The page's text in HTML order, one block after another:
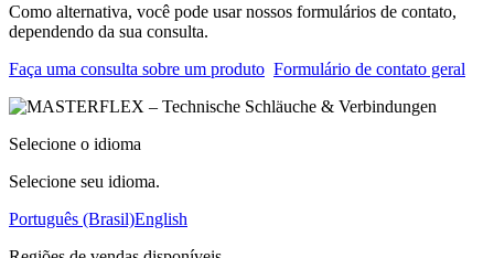
Como alternativa, você pode usar nossos formulários de contato,
dependendo da sua consulta.
Faça uma consulta sobre um produto Formulário de contato geral
Selecione o idioma
Selecione seu idioma.
Português (Brasil)English